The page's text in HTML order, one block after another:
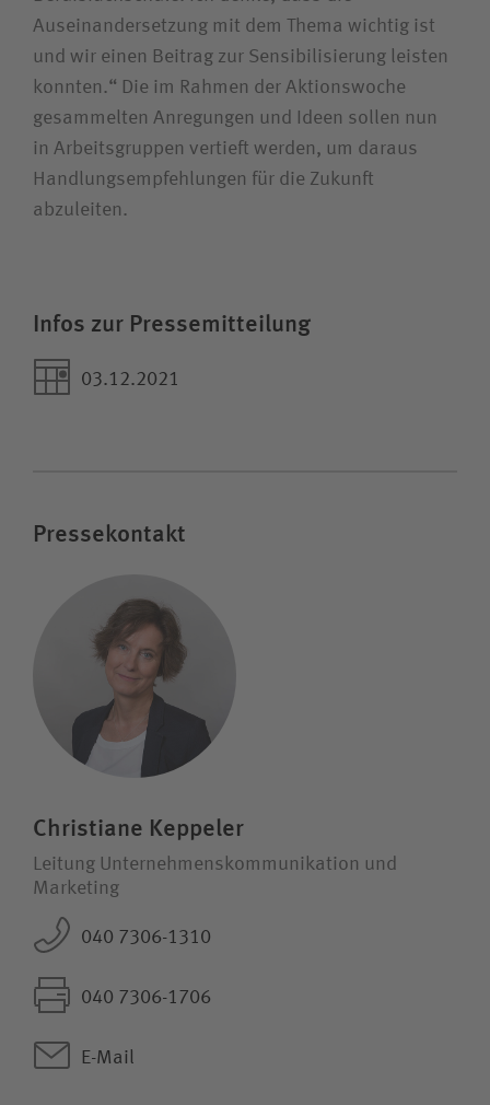
Auseinandersetzung mit dem Thema wichtig ist
und wir einen Beitrag zur Sensibilisierung leisten
konnten.“ Die im Rahmen der Aktionswoche
gesammelten Anregungen und Ideen sollen nun
in Arbeitsgruppen vertieft werden, um daraus
Handlungsempfehlungen für die Zukunft
abzuleiten.
Infos zur Pressemitteilung
03.12.2021
Pressekontakt
Christiane Keppeler
Leitung Unternehmens­kommunikation und
Marketing
040 7306-1310
040 7306-1706
E-Mail